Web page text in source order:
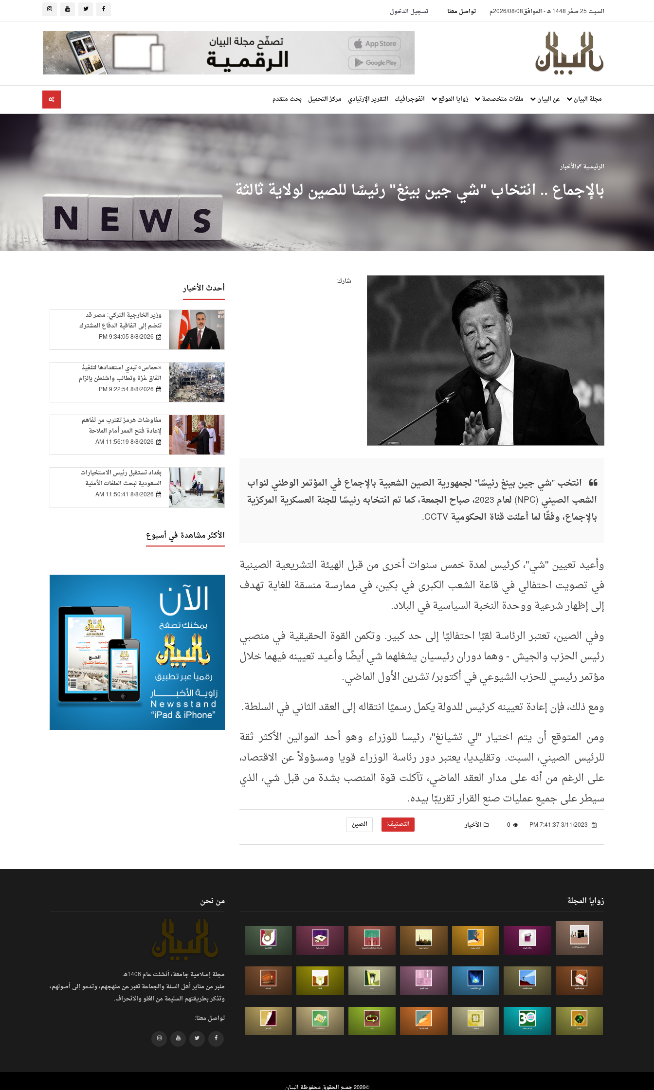
السبت 25 صفر 1448 هـ -الموافق2026/08/08م تواصل معنا تسجيل الدخول
مجلة البيان عن البيان ملفات متخصصة زوايا الموقع انفوجرافيك التقرير الإرتيادي مركز التحميل بحث متقدم
الرئيسية الأخبار
بالإجماع .. انتخاب "شي جين بينغ" رئيسًا للصين لولاية ثالثة
شارك:
انتخب "شي جين بينغ رئيسًا" لجمهورية الصين الشعبية بالإجماع في المؤتمر الوطني لنواب
الشعب الصيني (NPC) لعام 2023، صباح الجمعة، كما تم انتخابه رئيسًا للجنة العسكرية المركزية
بالإجماع، وفقًا لما أعلنت قناة الحكومية CCTV.
وأعيد تعيين "شي"، كرئيس لمدة خمس سنوات أخرى من قبل الهيئة التشريعية الصينية
في تصويت احتفالي في قاعة الشعب الكبرى في بكين، في ممارسة منسقة للغاية تهدف
إلى إظهار شرعية ووحدة النخبة السياسية في البلاد.
وفي الصين، تعتبر الرئاسة لقبًا احتفاليًا إلى حد كبير. وتكمن القوة الحقيقية في منصبي
رئيس الحزب والجيش - وهما دوران رئيسيان يشغلهما شي أيضًا وأعيد تعيينه فيهما خلال
مؤتمر رئيسي للحزب الشيوعي في أكتوبر/ تشرين الأول الماضي.
ومع ذلك، فإن إعادة تعيينه كرئيس للدولة يكمل رسميًا انتقاله إلى العقد الثاني في السلطة.
ومن المتوقع أن يتم اختيار "لي تشيانغ"، رئيسا للوزراء وهو أحد الموالين الأكثر ثقة
للرئيس الصيني، السبت. وتقليديا، يعتبر دور رئاسة الوزراء قويا ومسؤولاً عن الاقتصاد،
على الرغم من أنه على مدار العقد الماضي، تآكلت قوة المنصب بشدة من قبل شي، الذي
سيطر على جميع عمليات صنع القرار تقريبًا بيده.
0 الأخبار التصنيف: الصين
أحدث الأخبار
وزير الخارجية التركي: مصر قد
تنضم إلى اتفاقية الدفاع المشترك
بمجرد تسوية بعض المسائل الفنية
8/8/2026 9:34:05 PM
«حماس» تبدي استعدادها لتنفيذ
اتفاق غزة وتطالب واشنطن بإلزام
إسرائيل بالمرحلة الأولى
8/8/2026 9:22:54 PM
مفاوضات هرمز تقترب من تفاهم
لإعادة فتح الممر أمام الملاحة
8/8/2026 11:56:19 AM
بغداد تستقبل رئيس الاستخبارات
السعودية لبحث الملفات الأمنية
المشتركة
8/8/2026 11:50:41 AM
الأكثر مشاهدة في أسبوع
زوايا المجلة من نحن
مجلة إسلامية جامعة، أنشئت عام 1406هـ.
منبر من منابر أهل السنة والجماعة تعبر عن منهجهم، وتدعو إلى أصولهم،
وتذكر بطريقتهم السليمة من الغلو والانحراف.
تواصل معنا:
©2026 جميع الحقوق محفوظة البيان